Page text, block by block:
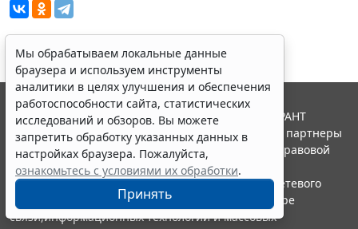
Мы обрабатываем локальные данные
браузера и используем инструменты
аналитики в целях улучшения и обеспечения
работоспособности сайта, статистических
исследований и обзоров. Вы можете
запретить обработку указанных данных в
настройках браузера. Пожалуйста,
ознакомьтесь с условиями их обработки.
Принять
© ООО "НПП "ГАРАНТ-СЕРВИС", 2026. Система ГАРАНТ
выпускается с 1990 года. Компания "Гарант" и ее партнеры
являются участниками Российской ассоциации правовой
информации ГАРАНТ.
Портал ГАРАНТ.РУ зарегистрирован в качестве сетевого
издания Федеральной службой по надзору в сфере
связи,информационных технологий и массовых